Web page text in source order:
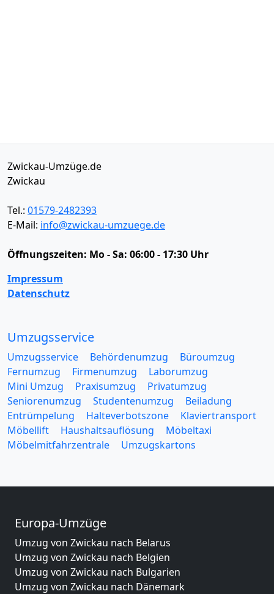
Zwickau-Umzüge.de
Zwickau
Tel.: 01579-2482393
E-Mail: info@zwickau-umzuege.de
Öffnungszeiten: Mo - Sa: 06:00 - 17:30 Uhr
Impressum
Datenschutz
Umzugsservice
Umzugsservice Behördenumzug
Büroumzug
Fernumzug
Firmenumzug
Laborumzug
Mini Umzug
Praxisumzug
Privatumzug
Seniorenumzug
Studentenumzug
Beiladung
Entrümpelung
Halteverbotszone
Klaviertransport
Möbellift
Haushaltsauflösung
Möbeltaxi
Möbelmitfahrzentrale
Umzugskartons
Europa-Umzüge
Umzug von Zwickau nach Belarus
Umzug von Zwickau nach Belgien
Umzug von Zwickau nach Bulgarien
Umzug von Zwickau nach Dänemark